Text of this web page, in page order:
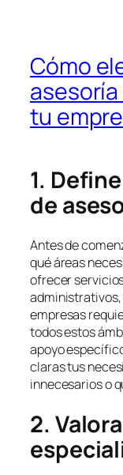
Cómo
tu
1.
de
Antes de
qué áreas
ofrecer
administrativos,
empresas
todos estos
apoyo
claras tus
innecesarios o
2.